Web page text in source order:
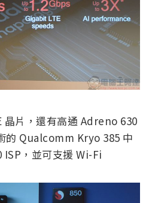
晶片，還有高通 Adreno 630
的 Qualcomm Kryo 385 中
，並可支援 Wi-Fi